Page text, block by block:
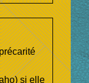
si elle